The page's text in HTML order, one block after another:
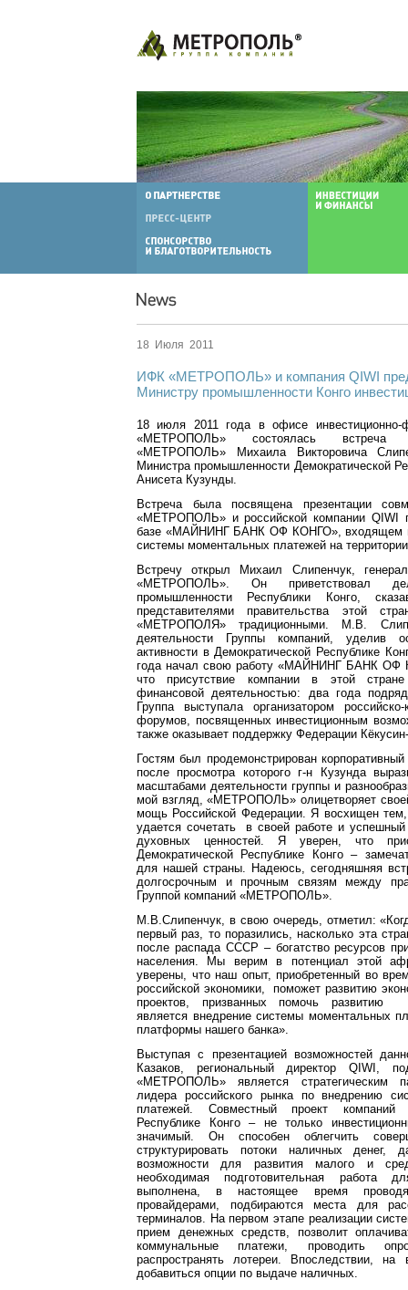
18 Июля 2011
ИФК «МЕТРОПОЛЬ» и компания QIWI
Министру промышленности Конго
18 июля 2011 года в офисе инвестиционно-
«МЕТРОПОЛЬ» состоялась встреча
«МЕТРОПОЛЬ» Михаила Викторовича
Министра промышленности Демократической
Анисета Кузунды.
Встреча была посвящена презентации
«МЕТРОПОЛЬ» и российской компании QIWI
базе «МАЙНИНГ БАНК ОФ КОНГО»,
системы моментальных платежей на
Встречу открыл Михаил Слипенчук,
«МЕТРОПОЛЬ». Он приветствовал
промышленности Республики Конго,
представителями правительства этой
«МЕТРОПОЛЯ» традиционными. М.В.
деятельности Группы компаний, уделив
активности в Демократической Республике
года начал свою работу «МАЙНИНГ БАНК ОФ
что присутствие компании в этой стране
финансовой деятельностью: два года
Группа выступала организатором российско-
форумов, посвященных инвестиционным
также оказывает поддержку Федерации
Гостям был продемонстрирован
после просмотра которого г-н Кузунда
масштабами деятельности группы и
мой взгляд, «МЕТРОПОЛЬ» олицетворяет
мощь Российской Федерации. Я восхищен тем,
удается сочетать в своей работе и
духовных ценностей. Я уверен, что
Демократической Республике Конго –
для нашей страны. Надеюсь, сегодняшняя
долгосрочным и прочным связям между
Группой компаний «МЕТРОПОЛЬ».
М.В.Слипенчук, в свою очередь, отметил:
первый раз, то поразились, насколько эта
после распада СССР – богатство ресурсов
населения. Мы верим в потенциал этой
уверены, что наш опыт, приобретенный во
российской экономики, поможет развитию
проектов, призванных помочь развитию
является внедрение системы моментальных
платформы нашего банка».
Выступая с презентацией возможностей
Казаков, региональный директор QIWI,
«МЕТРОПОЛЬ» является стратегическим
лидера российского рынка по внедрению
платежей. Совместный проект компаний
Республике Конго – не только
значимый. Он способен облегчить
структурировать потоки наличных денег,
возможности для развития малого и
необходимая подготовительная работа
выполнена, в настоящее время
провайдерами, подбираются места для
терминалов. На первом этапе реализации
прием денежных средств, позволит
коммунальные платежи, проводить
распространять лотереи. Впоследствии, на
добавиться опции по выдаче наличных.